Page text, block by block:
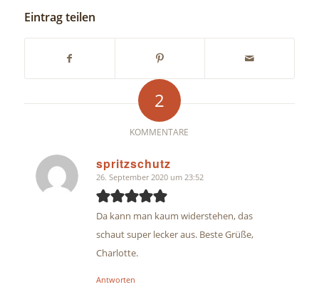
Eintrag teilen
2
KOMMENTARE
spritzschutz
sagte:
26. September 2020 um 23:52
Da kann man kaum widerstehen, das
schaut super lecker aus. Beste Grüße,
Charlotte.
Antworten